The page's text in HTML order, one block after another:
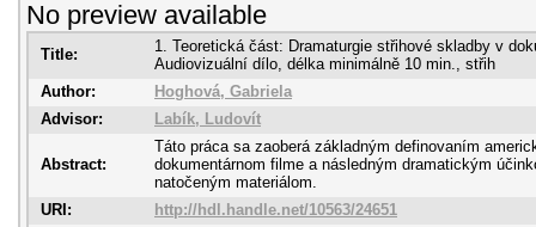
No preview available
Title:
1. Teoretická část: Dramaturgie střihové skladby v
Audiovizuální dílo, délka minimálně 10 min., střih
Author:
Hoghová, Gabriela
Advisor:
Labík, Ludovít
Abstract:
Táto práca sa zaoberá základným definovaním
dokumentárnom filme a následným dramatickým
natočeným materiálom.
URI:
http://hdl.handle.net/10563/24651